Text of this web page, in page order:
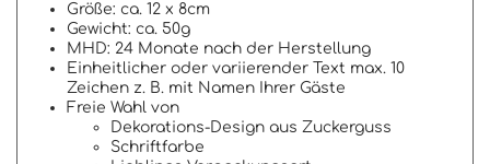
Größe: ca. 12 x 8cm
Gewicht: ca. 50g
MHD: 24 Monate nach der Herstellung
Einheitlicher oder variierender Text max. 10
Zeichen z. B. mit Namen Ihrer Gäste
Freie Wahl von
Dekorations-Design aus Zuckerguss
Schriftfarbe